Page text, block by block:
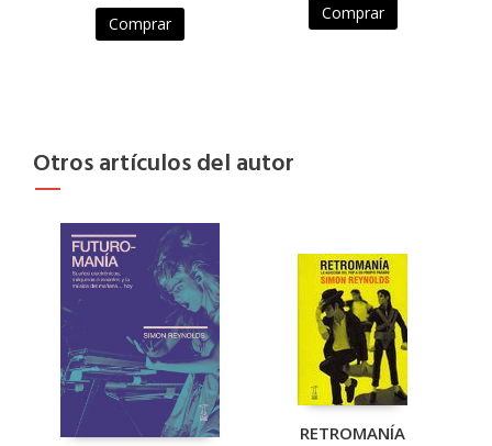
Comprar
Comprar
Otros artículos del autor
RETROMANÍA